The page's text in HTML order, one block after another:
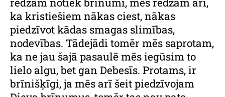
ka kristiešiem nākas ciest, nākas
piedzīvot kādas smagas slimības,
nodevības. Tādejādi tomēr mēs saprotam,
ka ne jau šajā pasaulē mēs iegūsim to
lielo algu, bet gan Debesīs. Protams, ir
brīnišķīgi, ja mēs arī šeit piedzīvojam